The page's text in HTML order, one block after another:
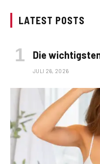
LATEST POSTS
Die
JULI 26, 2026